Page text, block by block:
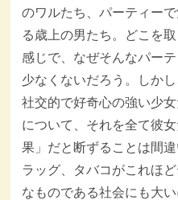
のワルたち、パーティー
る歳上の男たち。どこを
感じで、なぜそんなパー
少なくないだろう。しか
社交的で好奇心の強い少
について、それを全て彼
果」だと断ずることは間
ラッグ、タバコがこれほ
なものである社会にも大